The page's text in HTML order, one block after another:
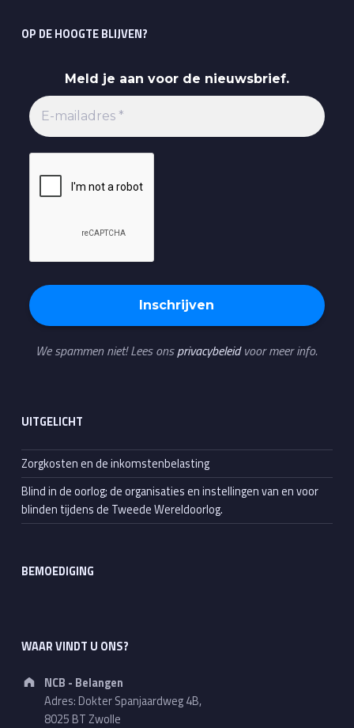
OP DE HOOGTE BLIJVEN?
Meld je aan voor de nieuwsbrief.
We spammen niet! Lees onsprivacybeleidvoor meer info.
UITGELICHT
Zorgkosten en de inkomstenbelasting
Blind in de oorlog; de organisaties en instellingen van en voor
blinden tijdens de Tweede Wereldoorlog.
BEMOEDIGING
WAAR VINDT U ONS?
Address:
NCB - Belangen
Adres: Dokter Spanjaardweg 4B,
8025 BT Zwolle